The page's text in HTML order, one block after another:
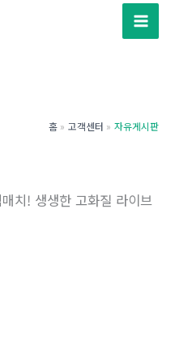
홈 고객센터 자유게시판
치! 생생한 고화질 라이브